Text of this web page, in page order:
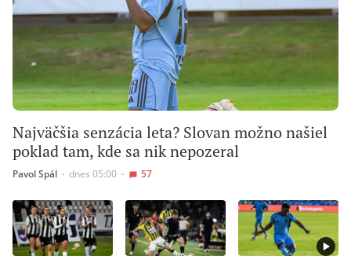
Najväčšia senzácia leta? Slovan možno našiel
poklad tam, kde sa nik nepozeral
Pavol Spál ∙ dnes 05:00 ∙ 57